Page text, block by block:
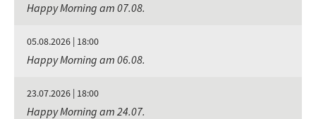
Happy Morning am 07.08.
05.08.2026 | 18:00
Happy Morning am 06.08.
23.07.2026 | 18:00
Happy Morning am 24.07.